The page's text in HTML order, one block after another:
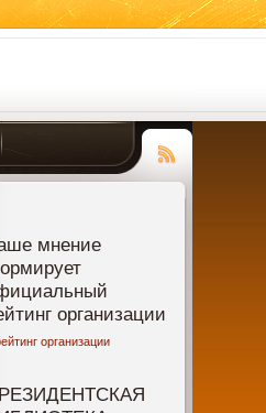
Чтение
мнение
организации